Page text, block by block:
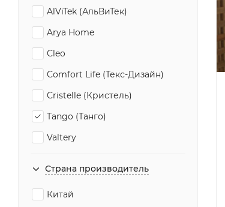
AlViTek (АльВиТек)
Arya Home
Cleo
Comfort Life (Текс-Дизайн)
Cristelle (Кристель)
Tango (Танго)
Valtery
Королевское искушение (Текс-
Страна производитель
Китай